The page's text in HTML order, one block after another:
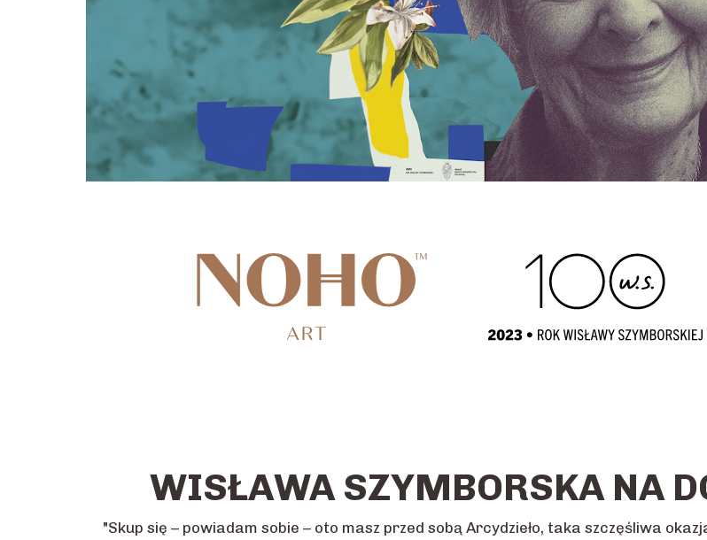
WISŁAWA SZYMBORSKA NA
"Skup się – powiadam sobie – oto masz przed sobą Arcydzieło, taka szczęśliwa